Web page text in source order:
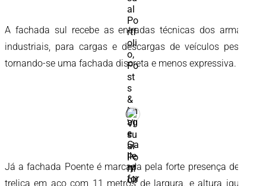
A fachada sul recebe as entradas técnicas dos armazéns
industriais, para cargas e descargas de veículos pesados,
tornando-se uma fachada discreta e menos expressiva.
Já a fachada Poente é marcada pela forte presença de uma
treliça em aço com 11 metros de largura, e altura igual ao